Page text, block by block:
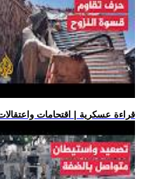
.. قراءة عسكرية | اقتحامات